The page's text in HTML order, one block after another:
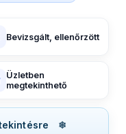
Bevizsgált, ellenőrzött
Üzletben
megtekinthető